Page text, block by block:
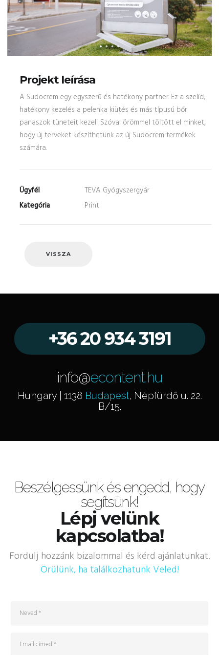
Projekt leírása
A Sudocrem egy egyszerű és hatékony partner. Ez a szelíd,
hatékony kezelés a pelenka kiütés és más típusú bőr
panaszok tüneteit kezeli. Szóval örömmel töltött el minket,
hogy új terveket készíthetünk az új Sudocrem termékek
számára.
Ügyfél
TEVA Gyógyszergyár
Kategória
Print
VISSZA
+36 20 934 3191
info@econtent.hu
Hungary | 1138 Budapest, Népfürdő u. 22.
B/15.
Beszélgessünk és engedd, hogy
segítsünk!
Lépj velünk
kapcsolatba!
Fordulj hozzánk bizalommal és kérd ajánlatunkat.
Örülünk, ha találkozhatunk Veled!